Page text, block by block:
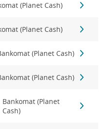
(Planet Cash)
(Planet Cash)
(Planet Cash)
(Planet Cash)
Bankomat (Planet
Cash)